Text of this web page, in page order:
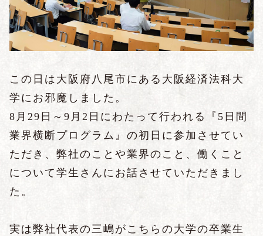
この日は大阪府八尾市にある大阪経済法科大
学にお邪魔しました。
8月29日～9月2日にわたって行われる『5日間
業界横断プログラム』の初日に参加させてい
ただき、弊社のことや業界のこと、働くこと
について学生さんにお話させていただきまし
た。
実は弊社代表の三嶋がこちらの大学の卒業生